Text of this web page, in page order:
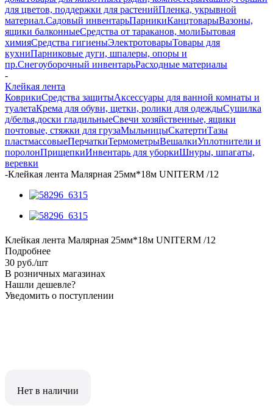
для цветов, поддержки для растенийПленка, укрывной
материал.Садовый инвентарьПарникиКанцтоварыВазоны,
ящики балконныеСредства от тараканов, молиБытовая
химияСредства гигиеныЭлектротоварыТовары для
кухниПарниковые дуги, шпалеры, опоры и
пр.Снегоуборочный инвентарьРасходные материалы
-
Клейкая лента
КоврикиСредства защитыАксессуары для ванной комнаты и
туалетаКрема для обуви, щетки, ролики для одеждыСушилка
д/белья,доски гладильныеСвечи хозяйственные, ящики
почтовые, стяжки для грузаМыльницыСкатертиТазы
пластмассовыеПерчаткиТермометрыВешалкиУплотнители и
поролонПрищепкиИнвентарь для уборкиШнуры, шпагаты,
веревки
-Клейкая лента Малярная 25мм*18м UNITERM /12
Клейкая лента Малярная 25мм*18м UNITERM /12
Подробнее
30 руб./шт
В розничных магазинах
Нашли дешевле?
Уведомить о поступлении
Нет в наличии